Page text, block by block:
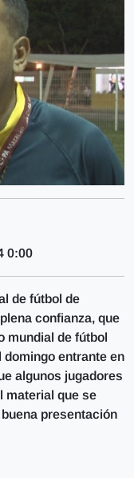
0:00
de fútbol de
confianza, que
mundial de fútbol
entrante en
algunos jugadores
material que se
presentación